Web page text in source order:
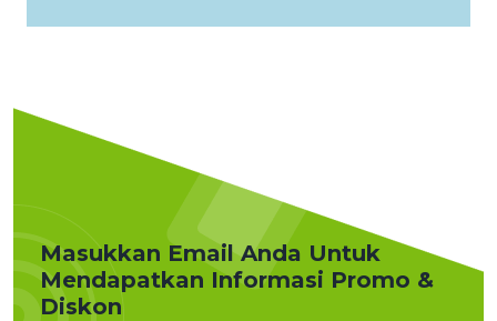
Masukkan Email Anda Untuk
Mendapatkan Informasi Promo &
Diskon